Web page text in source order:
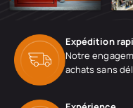
Expédition
Notre
achats sans